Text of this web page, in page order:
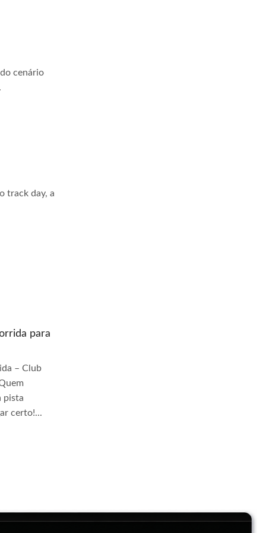
cenário
track day, a
para
– Club
pista
certo!...